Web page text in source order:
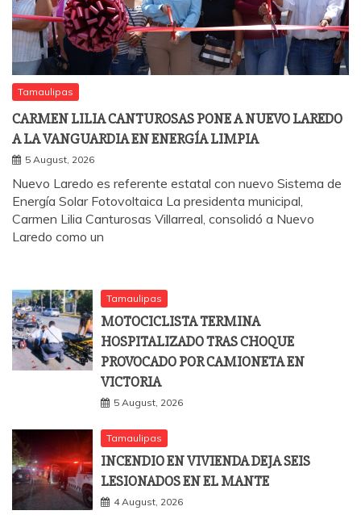
Tamaulipas
CARMEN LILIA CANTUROSAS PONE A NUEVO LAREDO
A LA VANGUARDIA EN ENERGÍA LIMPIA
5 August, 2026
Nuevo Laredo es referente estatal con nuevo Sistema de
Energía Solar Fotovoltaica La presidenta municipal,
Carmen Lilia Canturosas Villarreal, consolidó a Nuevo
Laredo como un
Tamaulipas
MOTOCICLISTA TERMINA
HOSPITALIZADO TRAS CHOQUE
PROVOCADO POR CAMIONETA EN
VICTORIA
5 August, 2026
Tamaulipas
INCENDIO EN VIVIENDA DEJA SEIS
LESIONADOS EN EL MANTE
4 August, 2026